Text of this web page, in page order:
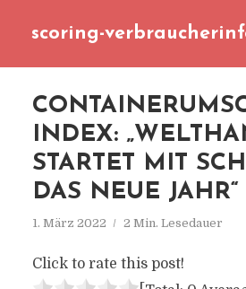
scoring-
INDEX:
STARTET MIT
DAS NEUE JAHR“
1. März 2022 2 Min. Lesedauer
Click to rate this post!